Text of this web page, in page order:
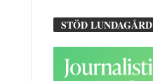
STÖD LUNDAGÅRD